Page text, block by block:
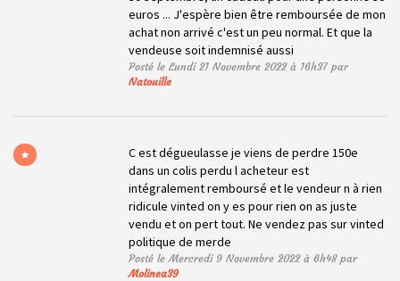
euros ... J'espère bien être remboursée de mon
achat non arrivé c'est un peu normal. Et que la
vendeuse soit indemnisé aussi
Posté le Lundi 21 Novembre 2022 à 16h37 par
Natouille
C est dégueulasse je viens de perdre 150e
dans un colis perdu l acheteur est
intégralement remboursé et le vendeur n à rien
ridicule vinted on y es pour rien on as juste
vendu et on pert tout. Ne vendez pas sur vinted
politique de merde
Posté le Mercredi 9 Novembre 2022 à 6h48 par
Molinea39